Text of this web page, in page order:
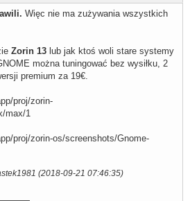
Więc nie ma zużywania wszystkich
Zorin 13 lub jak ktoś woli stare systemy
można tuningować bez wysiłku, 2
premium za 19€.
(2018-09-21 07:46:35)